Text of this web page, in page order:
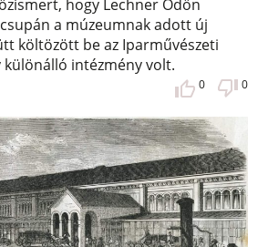
hogy Lechner Ödön
a múzeumnak adott új
költözött be az Iparművészeti
különálló intézmény volt.
0 0